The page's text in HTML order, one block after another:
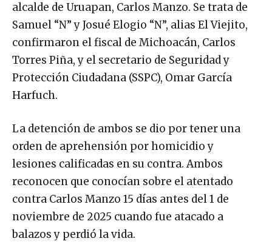
alcalde de Uruapan, Carlos Manzo. Se trata de
Samuel “N” y Josué Elogio “N”, alias El Viejito,
confirmaron el fiscal de Michoacán, Carlos
Torres Piña, y el secretario de Seguridad y
Protección Ciudadana (SSPC), Omar García
Harfuch.
La detención de ambos se dio por tener una
orden de aprehensión por homicidio y
lesiones calificadas en su contra. Ambos
reconocen que conocían sobre el atentado
contra Carlos Manzo 15 días antes del 1 de
noviembre de 2025 cuando fue atacado a
balazos y perdió la vida.